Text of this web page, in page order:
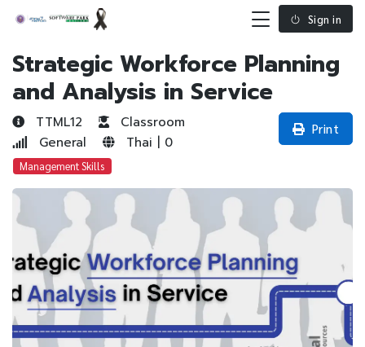
Sign in
Strategic Workforce Planning
and Analysis in Service
TTML12
Classroom
General
Thai | 0
Management Skills
Print